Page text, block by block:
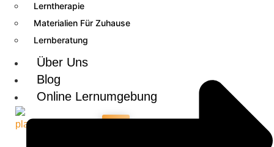
Lerntherapie
Materialien Für Zuhause
Lernberatung
Über Uns
Blog
Online Lernumgebung